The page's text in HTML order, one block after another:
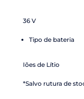
36 V
Tipo de bateria
Iões de Lítio
*Salvo rutura de